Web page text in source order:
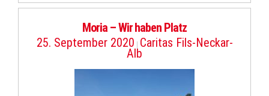
Moria – Wir haben Platz
25. September 2020 | Caritas Fils-Neckar-
Alb